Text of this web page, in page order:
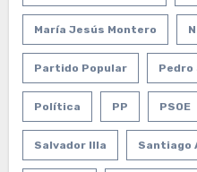
María Jesús Montero
Partido Popular Pedro
Política PP PSOE
Salvador Illa Santiago